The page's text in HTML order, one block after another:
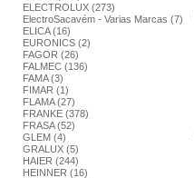
ELECTROLUX (273)
ElectroSacavém - Varias Marcas (7)
ELICA (16)
EURONICS (2)
FAGOR (26)
FALMEC (136)
FAMA (3)
FIMAR (1)
FLAMA (27)
FRANKE (378)
FRASA (52)
GLEM (4)
GRALUX (5)
HAIER (244)
HEINNER (16)